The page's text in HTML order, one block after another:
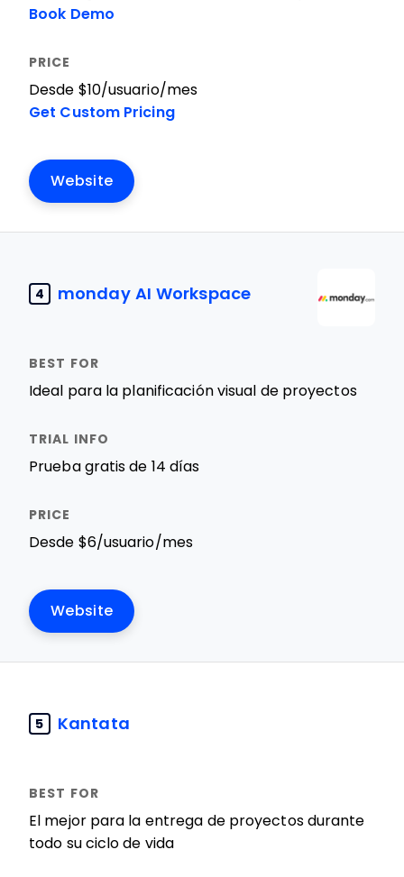
Book Demo
Desde $10/usuario/mes
Get Custom Pricing
Website
4 monday AI Workspace
Ideal para la planificación visual de proyectos
Prueba gratis de 14 días
Desde $6/usuario/mes
Website
5 Kantata
El mejor para la entrega de proyectos durante
todo su ciclo de vida